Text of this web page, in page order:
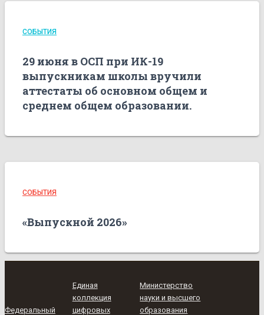
СОБЫТИЯ
29 июня в ОСП при ИК-19
выпускникам школы вручили
аттестаты об основном общем и
среднем общем образовании.
СОБЫТИЯ
«Выпускной 2026»
Федеральный
Единая
коллекция
цифровых
Министерство
науки и высшего
образования